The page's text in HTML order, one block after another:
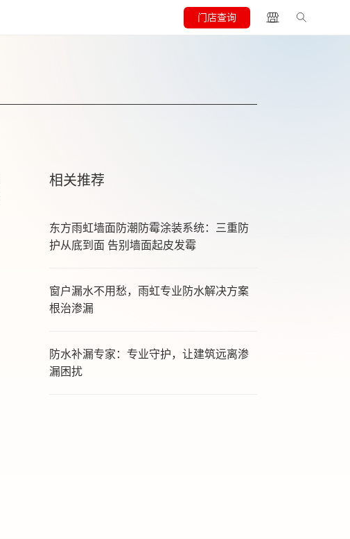
门店查询
相关推荐
东方雨虹墙面防潮防霉涂装系统：三重防
护从底到面 告别墙面起皮发霉
窗户漏水不用愁，雨虹专业防水解决方案
根治渗漏
防水补漏专家：专业守护，让建筑远离渗
漏困扰